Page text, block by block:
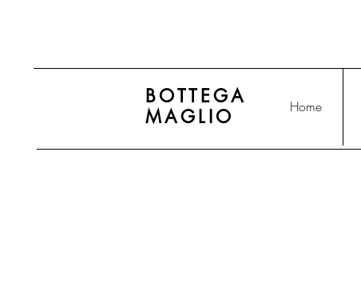
BOTTEGA
MAGLIO
Home